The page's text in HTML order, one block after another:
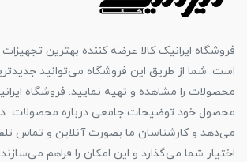
فروشگاه ایرانیک کالا عرضه کننده بهترین
است. شما از طریق این فروشگاه می‌توانید
محصولات را مشاهده و تهیه نمایید. فروشگاه
محصول خود توضیحات جامعی درباره محصولات در
می‌دهد و کارشناسان ما بصورت آنلاین و تماس
اختیار شما می‌گذارد و این امکان را فراهم